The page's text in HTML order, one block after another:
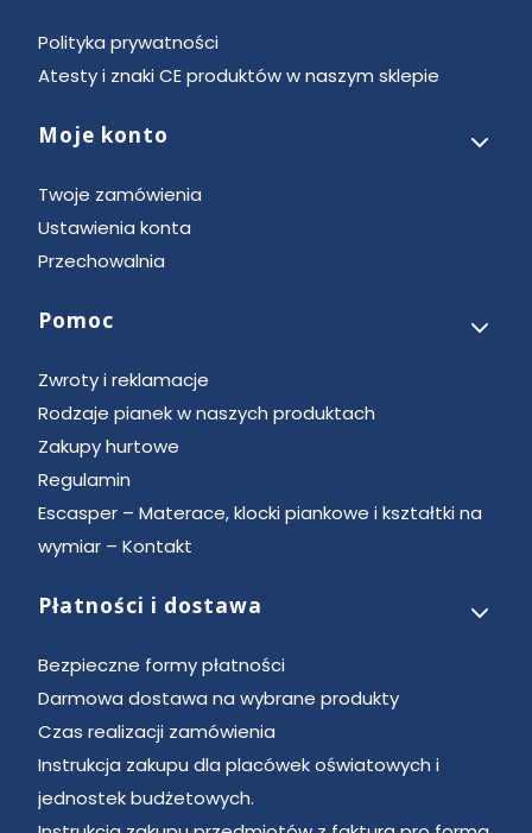
Polityka prywatności
Atesty i znaki CE produktów w naszym sklepie
Moje konto
Twoje zamówienia
Ustawienia konta
Przechowalnia
Pomoc
Zwroty i reklamacje
Rodzaje pianek w naszych produktach
Zakupy hurtowe
Regulamin
Escasper – Materace, klocki piankowe i kształtki na
wymiar – Kontakt
Płatności i dostawa
Bezpieczne formy płatności
Darmowa dostawa na wybrane produkty
Czas realizacji zamówienia
Instrukcja zakupu dla placówek oświatowych i
jednostek budżetowych.